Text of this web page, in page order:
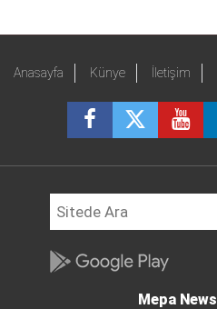
Anasayfa Künye İletişim
Mepa News